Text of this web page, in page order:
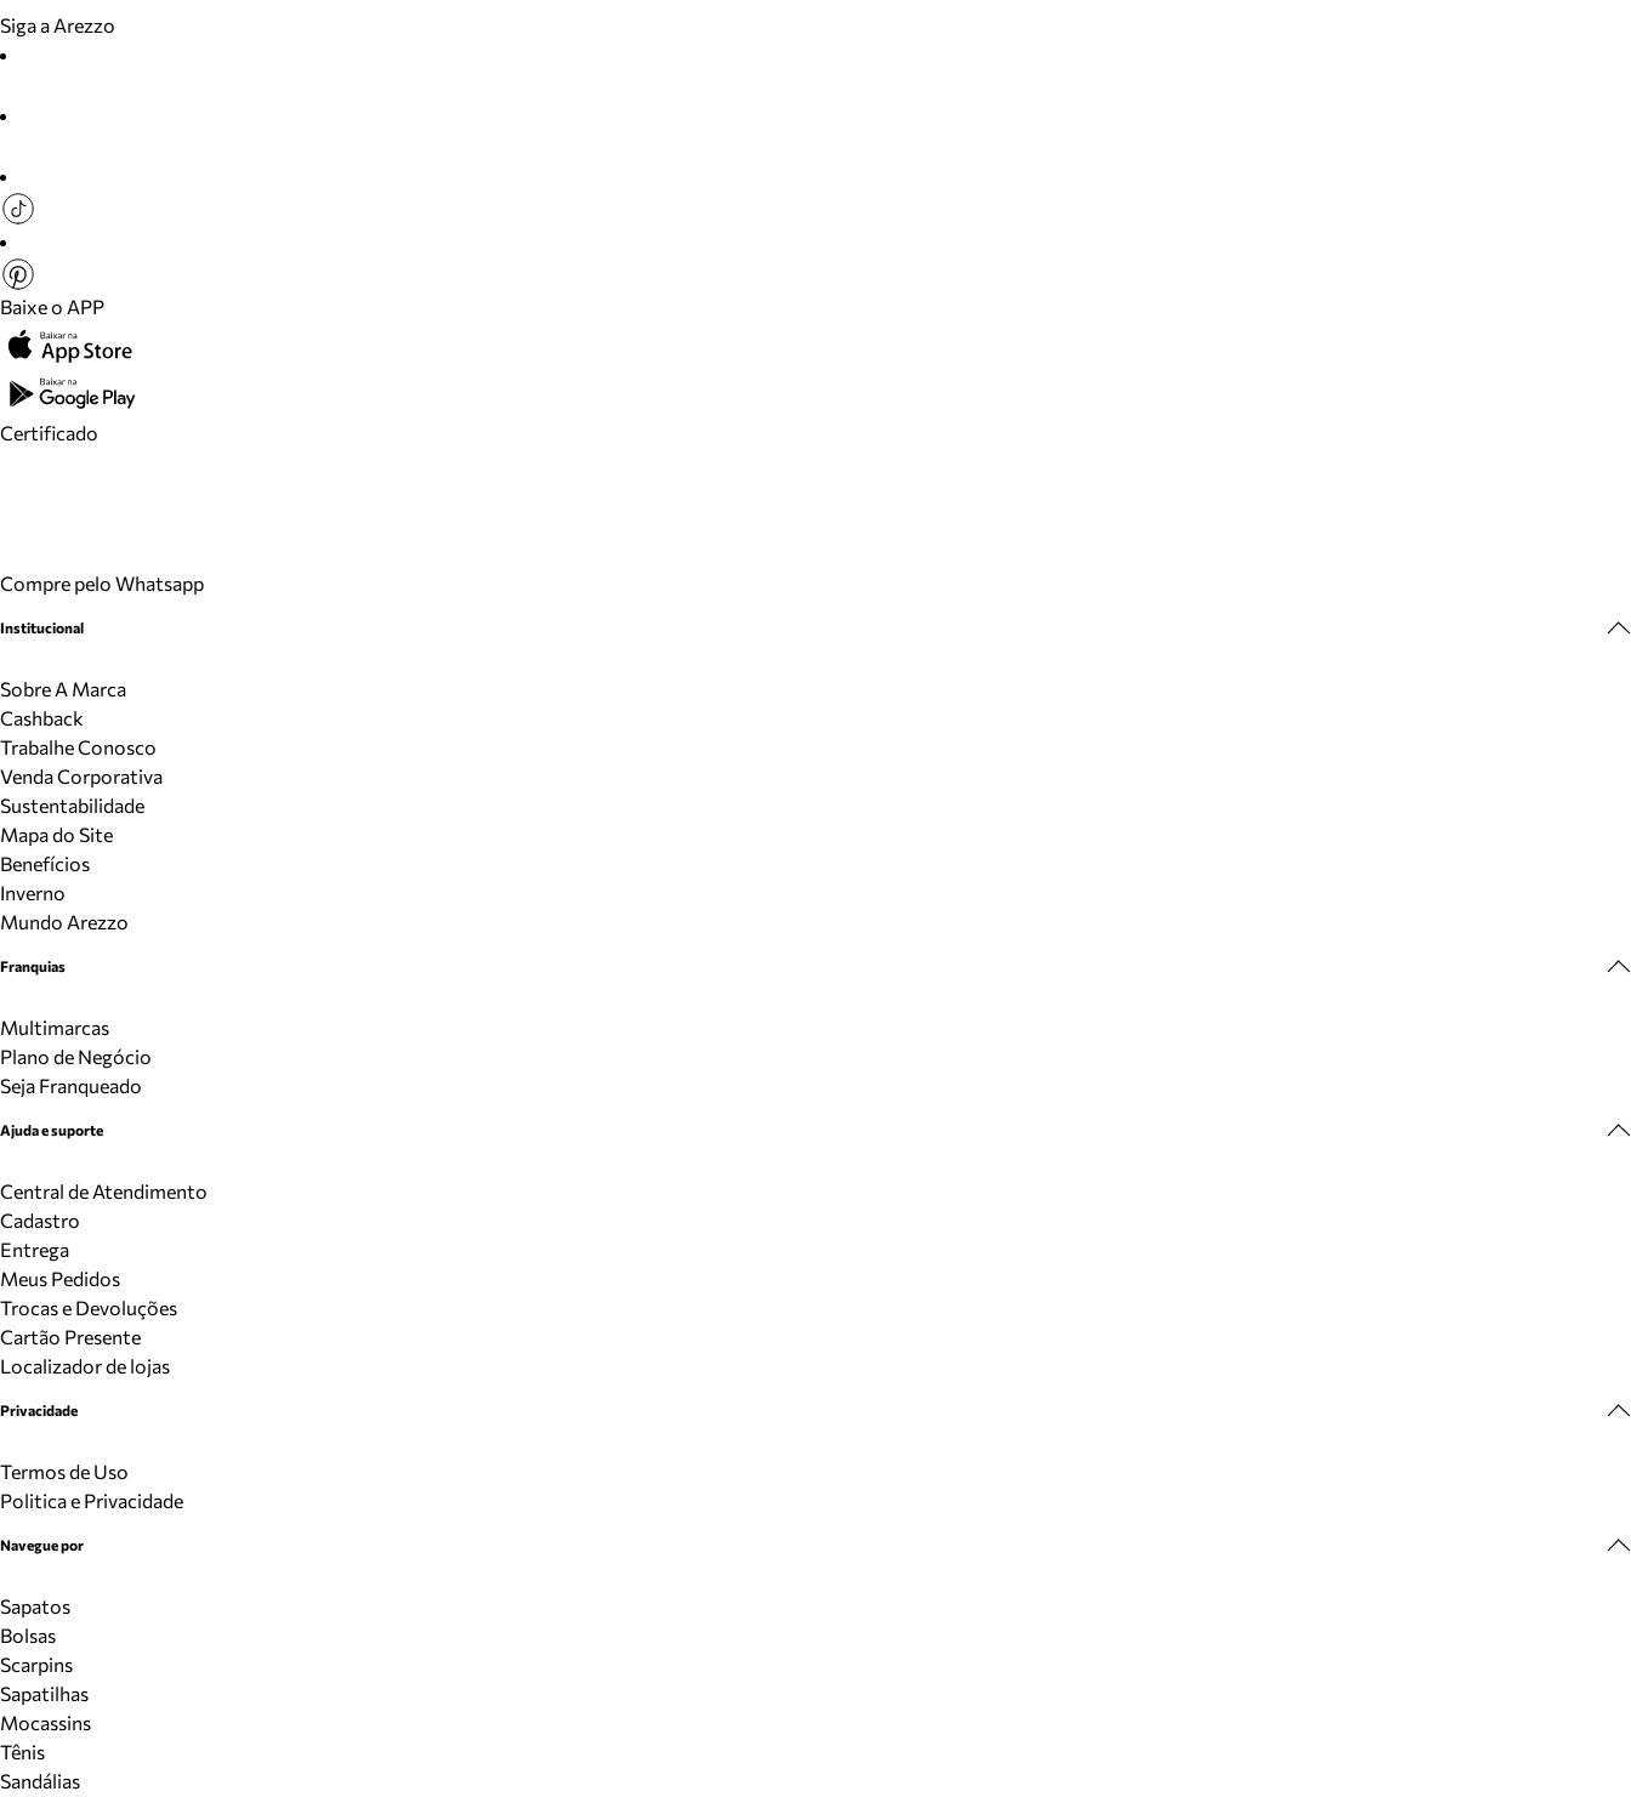
Siga a Arezzo
Baixe o APP
Certificado
Compre pelo Whatsapp
Institucional
Sobre A Marca
Cashback
Trabalhe Conosco
Venda Corporativa
Sustentabilidade
Mapa do Site
Benefícios
Inverno
Mundo Arezzo
Franquias
Multimarcas
Plano de Negócio
Seja Franqueado
Ajuda e suporte
Central de Atendimento
Cadastro
Entrega
Meus Pedidos
Trocas e Devoluções
Cartão Presente
Localizador de lojas
Privacidade
Termos de Uso
Politica e Privacidade
Navegue por
Sapatos
Bolsas
Scarpins
Sapatilhas
Mocassins
Tênis
Sandálias